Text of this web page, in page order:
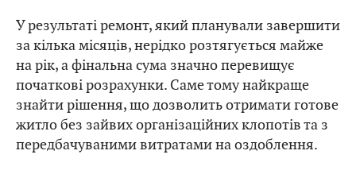
У результаті ремонт, який планували завершити
за кілька місяців, нерідко розтягується майже
на рік, а фінальна сума значно перевищує
початкові розрахунки. Саме тому найкраще
знайти рішення, що дозволить отримати готове
житло без зайвих організаційних клопотів та з
передбачуваними витратами на оздоблення.